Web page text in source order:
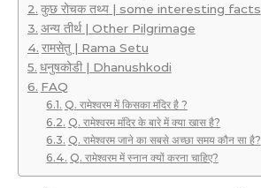
कुछ रोचक तथ्य | some interesting facts
अन्य तीर्थ | Other Pilgrimage
रामसेतु | Rama Setu
धनुषकोडी | Dhanushkodi
FAQ
Q. रामेश्वरम में किसका मंदिर है ?
Q. रामेश्वरम मंदिर के बारे में क्या खास है?
Q. रामेश्वरम जाने का सबसे अच्छा समय कौन सा है?
Q. रामेश्वरम में स्नान क्यों करना चाहिए?